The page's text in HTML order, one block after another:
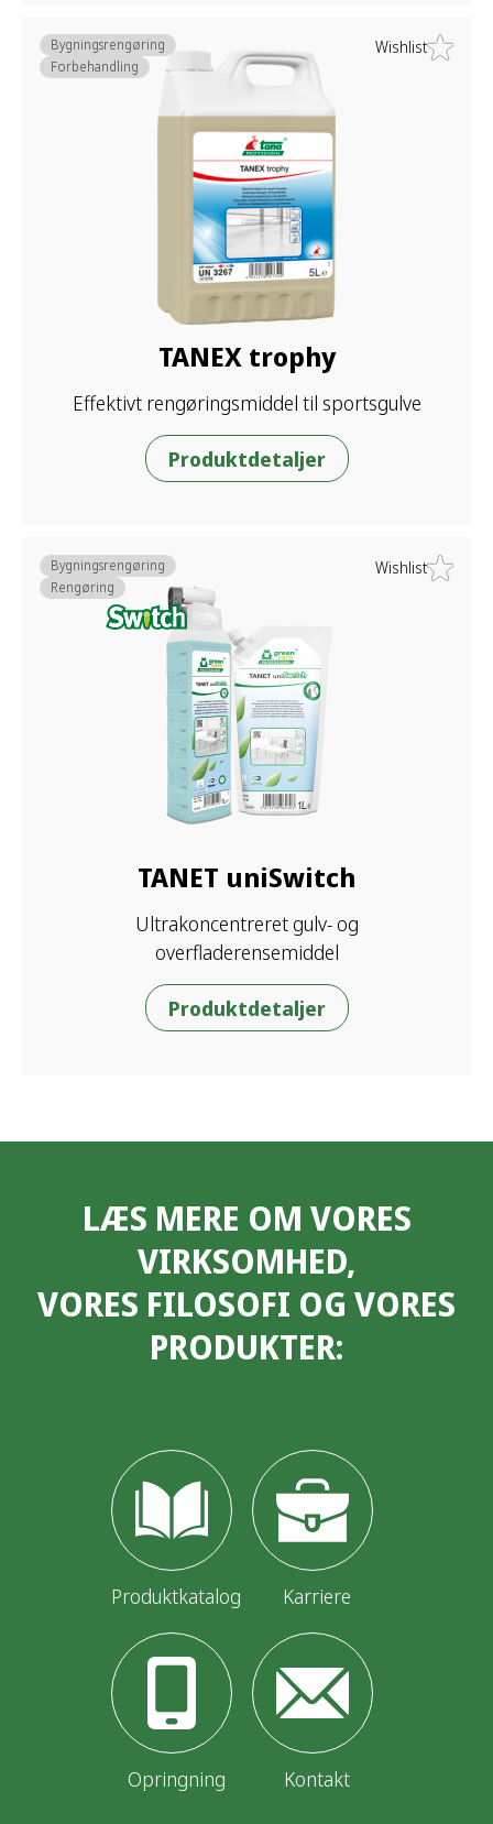
Wishlist
TANEX trophy
Effektivt rengøringsmiddel til sportsgulve
Bygningsrengøring
Forbehandling
Produktdetaljer
Wishlist
TANET uniSwitch
Ultrakoncentreret gulv- og
overfladerensemiddel
Bygningsrengøring
Rengøring
Produktdetaljer
LÆS MERE OM VORES
VIRKSOMHED,
VORES FILOSOFI OG VORES
PRODUKTER:
Produktkatalog Karriere
Opringning Kontakt